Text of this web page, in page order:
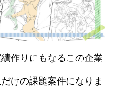
作りにもなるこの企業
けの課題案件になりま